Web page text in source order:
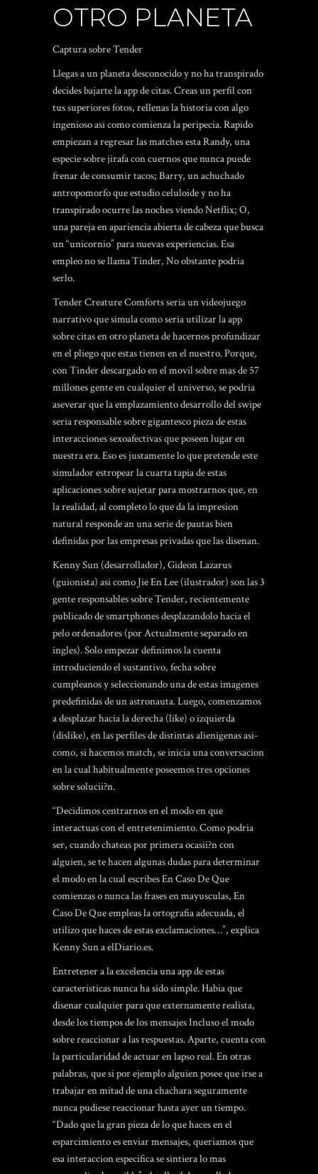
OTRO PLANETA
Captura sobre Tender
Llegas a un planeta desconocido y no ha transpirado
decides bajarte la app de citas. Creas un perfil con
tus superiores fotos, rellenas la historia con algo
ingenioso asi­ como comienza la peripecia. Rapido
empiezan a regresar las matches esta Randy, una
especie sobre jirafa con cuernos que nunca puede
frenar de consumir tacos; Barry, un achuchado
antropomorfo que estudio celuloide y no ha
transpirado ocurre las noches viendo Netflix; O,
una pareja en apariencia abierta de cabeza que busca
un “unicornio” para nuevas experiencias. Esa
empleo no se llama Tinder, No obstante podria
serlo.
Tender Creature Comforts seri­a un videojuego
narrativo que simula como seria utilizar la app
sobre citas en otro planeta de hacernos profundizar
en el pliego que estas tienen en el nuestro. Porque,
con Tinder descargado en el movil sobre mas de 57
millones gente en cualquier el universo, se podria
aseverar que la emplazamiento desarrollo del swipe
seri­a responsable sobre gigantesco pieza de estas
interacciones sexoafectivas que poseen lugar en
nuestra era. Eso es justamente lo que pretende este
simulador estropear la cuarta tapia de estas
aplicaciones sobre sujetar para mostrarnos que, en
la realidad, al completo lo que da la impresion
natural responde an una serie de pautas bien
definidas por las empresas privadas que las disenan.
Kenny Sun (desarrollador), Gideon Lazarus
(guionista) asi­ como Jie En Lee (ilustrador) son las 3
gente responsables sobre Tender, recientemente
publicado de smartphones desplazandolo hacia el
pelo ordenadores (por Actualmente separado en
ingles). Solo empezar definimos la cuenta
introduciendo el sustantivo, fecha sobre
cumpleanos y seleccionando una de estas imagenes
predefinidas de un astronauta. Luego, comenzamos
a desplazar hacia la derecha (like) o izquierda
(dislike), en las perfiles de distintas alienigenas asi­
como, si hacemos match, se inicia una conversacion
en la cual habitualmente poseemos tres opciones
sobre solucii?n.
“Decidimos centrarnos en el modo en que
interactuas con el entretenimiento. Como podri­a
ser, cuando chateas por primera ocasii?n con
alguien, se te hacen algunas dudas para determinar
el modo en la cual escribes En Caso De Que
comienzas o nunca las frases en mayusculas, En
Caso De Que empleas la ortografia adecuada, el
utilizo que haces de estas exclamaciones…”, explica
Kenny Sun a elDiario.es.
Entretener a la excelencia una app de estas
caracteristicas nunca ha sido simple. Habia que
disenar cualquier para que externamente realista,
desde los tiempos de los mensajes Incluso el modo
sobre reaccionar a las respuestas. Aparte, cuenta con
la particularidad de actuar en lapso real. En otras
palabras, que si por ejemplo alguien posee que irse a
trabajar en mitad de una chachara seguramente
nunca pudiese reaccionar hasta ayer un tiempo.
“Dado que la gran pieza de lo que haces en el
esparcimiento es enviar mensajes, queriamos que
esa interaccion especifica se sintiera lo mas